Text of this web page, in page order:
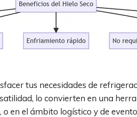
tus necesidades de
lo convierten en una
en el ámbito logístico y de